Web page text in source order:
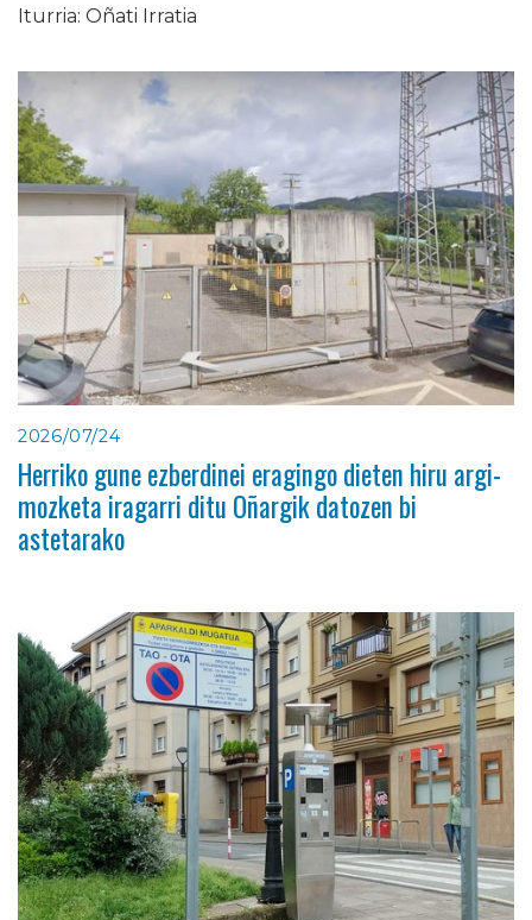
Iturria: Oñati Irratia
2026/07/24
Herriko gune ezberdinei eragingo dieten hiru argi-
mozketa iragarri ditu Oñargik datozen bi
astetarako